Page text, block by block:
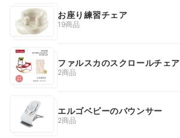
お座り練習チェア
19商品
ファルスカのスクロールチェア
2商品
エルゴベビーのバウンサー
2商品